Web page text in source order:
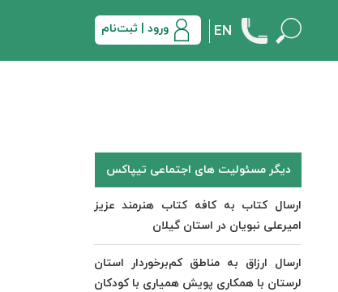
ورود | ثبت‌نام EN
دیگر مسئولیت های اجتماعی تیپاکس
ارسال کتاب به کافه کتاب هنرمند عزیز
امیرعلی نبویان در استان گیلان
ارسال ارزاق به مناطق کم‌برخوردار استان
لرستان با همکاری پویش همیاری با کودکان